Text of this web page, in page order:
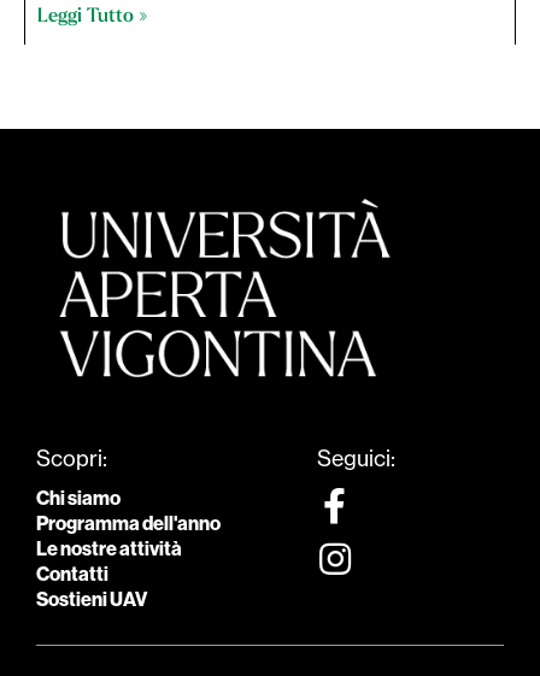
Leggi Tutto »
Scopri:
Chi siamo
Programma dell'anno
Le nostre attività
Contatti
Sostieni UAV
Seguici: